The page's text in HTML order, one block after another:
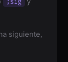
;sig
siguiente,